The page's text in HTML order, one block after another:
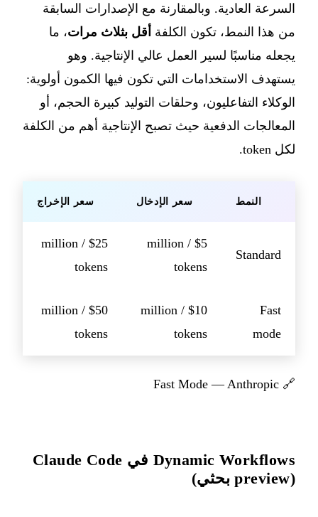
السرعة العادية. وبالمقارنة مع الإصدارات السابقة
من هذا النمط، تكون الكلفة أقل بثلاث مرات، ما
يجعله مناسبًا لسير العمل عالي الإنتاجية. وهو
يستهدف الاستخدامات التي تكون فيها الكمون أولوية:
الوكلاء التفاعليون، وحلقات التوليد كبيرة الحجم، أو
المعالجات الدفعية حيث تصبح الإنتاجية أهم من الكلفة
لكل token.
النمط سعر الإدخال سعر الإخراج
Standard
$5 / million
tokens
$25 / million
tokens
Fast
mode
$10 / million
tokens
$50 / million
tokens
🔗
Fast Mode — Anthropic
Dynamic Workflows في Claude Code
(preview بحثي)